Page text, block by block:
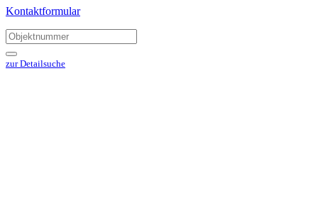
Kontaktformular
zur Detailsuche